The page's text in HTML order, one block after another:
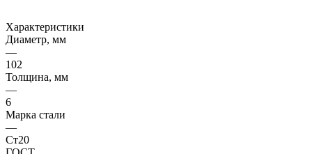
Характеристики
Диаметр, мм
—
102
Толщина, мм
—
6
Марка стали
—
Ст20